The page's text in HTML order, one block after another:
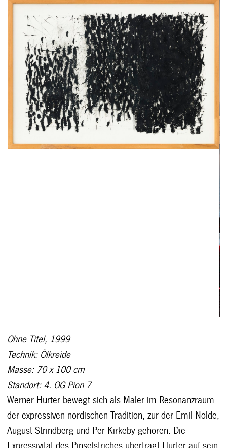
Ohne Titel, 1999
Technik: Ölkreide
Masse: 70 x 100 cm
Standort: 4. OG Pion 7
Werner Hurter bewegt sich als Maler im Resonanzraum
der expressiven nordischen Tradition, zur der Emil Nolde,
August Strindberg und Per Kirkeby gehören. Die
Expressivität des Pinselstriches überträgt Hurter auf sein